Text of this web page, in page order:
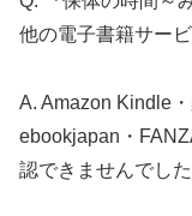
他の電子書籍サー
A. Amazon Kindle
ebookjapan・
認できませんでした